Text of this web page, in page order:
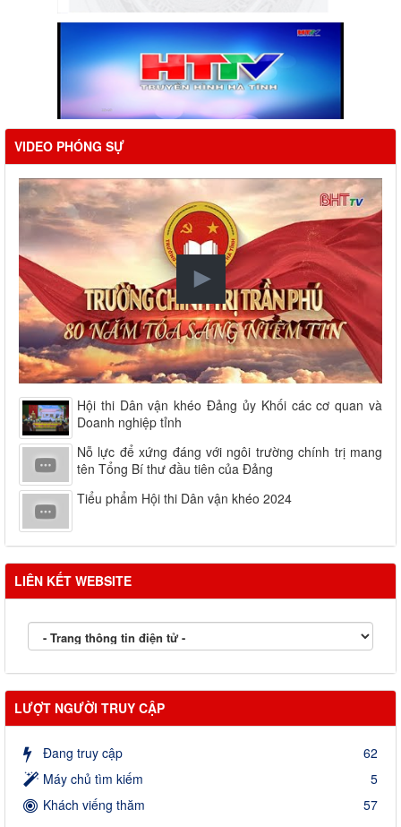
VIDEO PHÓNG SỰ
Hội thi Dân vận khéo Đảng ủy Khối các cơ quan và
Doanh nghiệp tỉnh
Nỗ lực để xứng đáng với ngôi trường chính trị mang
tên Tổng Bí thư đầu tiên của Đảng
Tiểu phẩm Hội thi Dân vận khéo 2024
LIÊN KẾT WEBSITE
LƯỢT NGƯỜI TRUY CẬP
Đang truy cập
62
Máy chủ tìm kiếm
5
Khách viếng thăm
57